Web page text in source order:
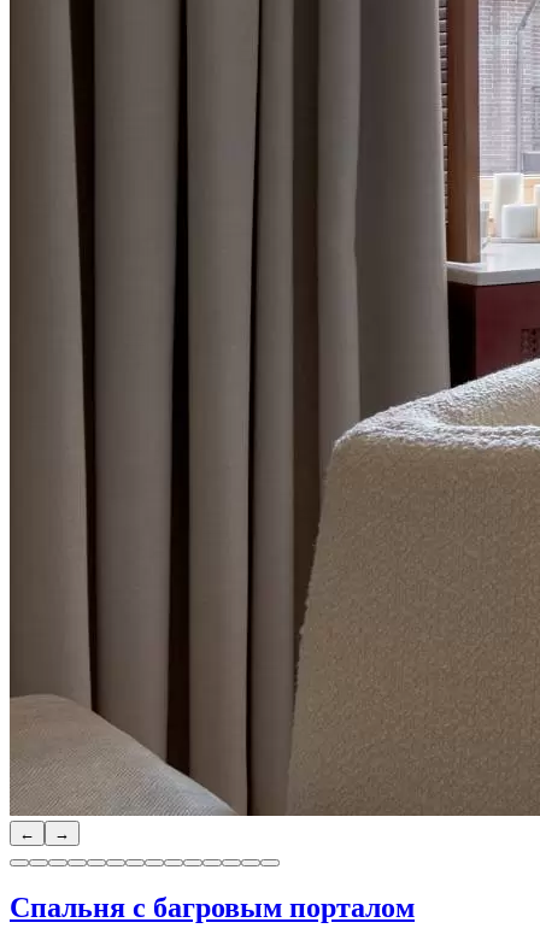
← →
Спальня с багровым порталом